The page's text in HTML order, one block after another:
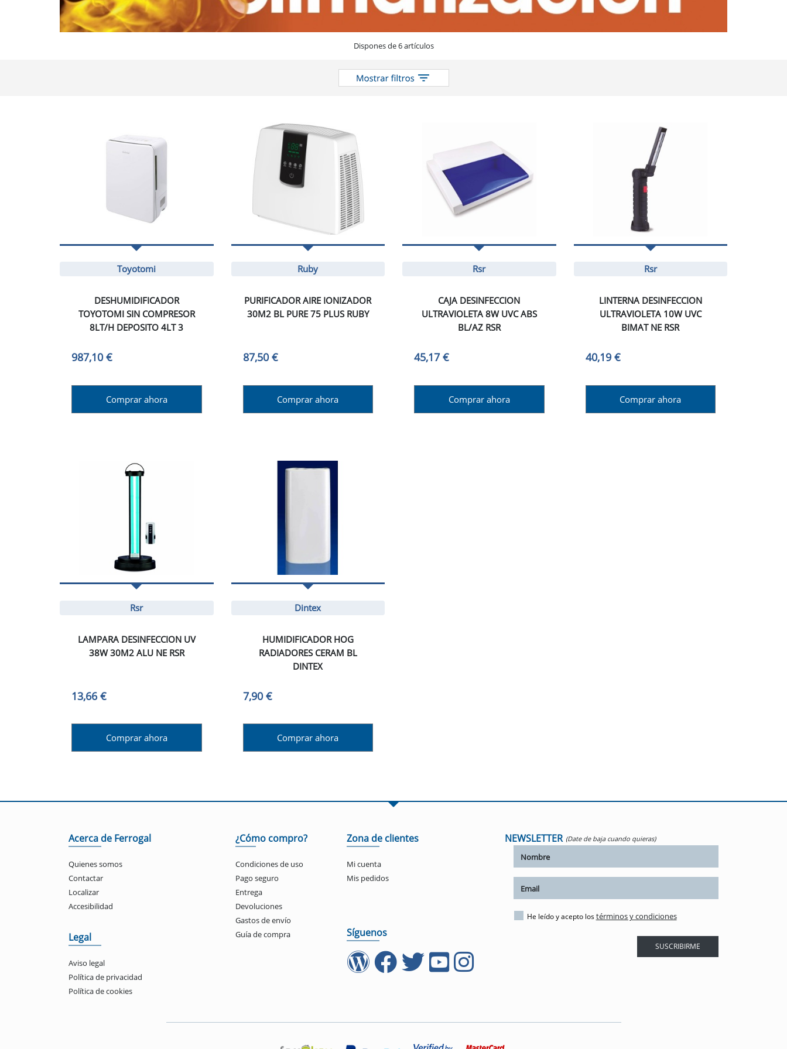
Dispones de 6 artículos
Toyotomi
DESHUMIDIFICADOR
TOYOTOMI SIN COMPRESOR
8LT/H DEPOSITO 4LT 3
987,10 €
Comprar ahora
Ruby
PURIFICADOR AIRE IONIZADOR
30M2 BL PURE 75 PLUS RUBY
87,50 €
Comprar ahora
Rsr
CAJA DESINFECCION
ULTRAVIOLETA 8W UVC ABS
BL/AZ RSR
45,17 €
Comprar ahora
Rsr
LINTERNA DESINFECCION
ULTRAVIOLETA 10W UVC
BIMAT NE RSR
40,19 €
Comprar ahora
Rsr
LAMPARA DESINFECCION UV
38W 30M2 ALU NE RSR
13,66 €
Comprar ahora
Dintex
HUMIDIFICADOR HOG
RADIADORES CERAM BL
DINTEX
7,90 €
Comprar ahora
Acerca de Ferrogal
Quienes somos
Contactar
Localizar
Accesibilidad
Legal
Aviso legal
Política de privacidad
Política de cookies
¿Cómo compro?
Condiciones de uso
Pago seguro
Entrega
Devoluciones
Gastos de envío
Guía de compra
Zona de clientes
Mi cuenta
Mis pedidos
Síguenos
NEWSLETTER (Date de baja cuando quieras)
He leído y acepto lostérminos y condiciones
SUSCRIBIRME